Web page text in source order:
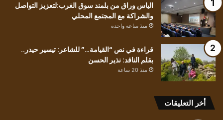
الياس وراق من بلمند سوق الغرب:لتعزيز التواصل
والشراكة مع المجتمع المحلي
منذ ساعة واحدة
قراءة في نص “القيامة…” للشاعر: تيسير حيدر..
بقلم الناقد: نذير الحسن
منذ 20 ساعة
أخر التعليقات